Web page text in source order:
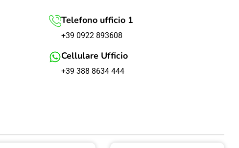
Telefono ufficio 1
+39 0922 893608
Cellulare Ufficio
+39 388 8634 444